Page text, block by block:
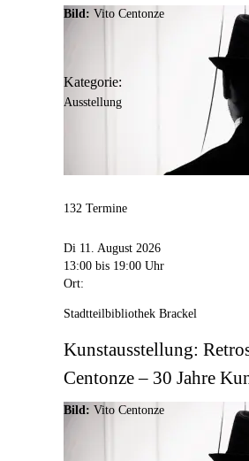
Bild: Vito Centonze
Kategorie:
Ausstellung
132 Termine
Di 11. August 2026
13:00 bis 19:00 Uhr
Ort:
Stadtteilbibliothek Brackel
Kunstausstellung:
Centonze – 30 Jahre
Bild: Vito Centonze